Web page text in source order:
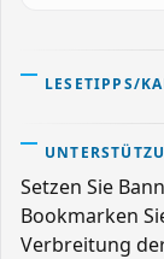
LESETIPPS/
Setzen Sie
Bookmarken
Verbreitung